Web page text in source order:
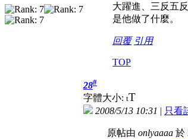
大躍進、三反五
是他做了什麼。
回覆 引用
TOP
28#
字體大小: tT
2008/5/13 10:31 | 只看
原帖由 onlyaaaa 於